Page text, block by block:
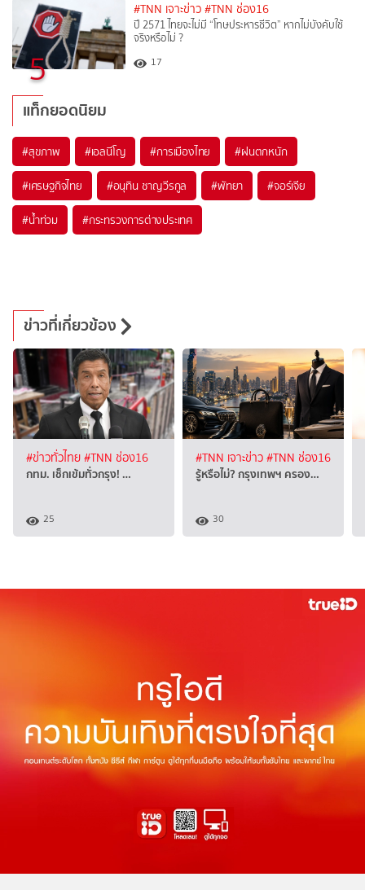
5
#TNN เจาะข่าว #TNN ช่อง16
ปี 2571 ไทยจะไม่มี “โทษประหารชีวิต” หากไม่บังคับใช้
จริงหรือไม่ ?​
17
แท็กยอดนิยม
#สุขภาพ #เอลนีโญ #การเมืองไทย #ฝนตกหนัก
#เศรษฐกิจไทย #อนุทิน ชาญวีรกูล #พัทยา #จอร์เจีย
#น้ำท่วม #กระทรวงการต่างประเทศ
ข่าวที่เกี่ยวข้อง
#ข่าวทั่วไทย#TNN ช่อง16
กทม. เช็กเข้มทั่วกรุง! …
25
#TNN เจาะข่าว#TNN ช่อง16
รู้หรือไม่? กรุงเทพฯ ครอง…
30